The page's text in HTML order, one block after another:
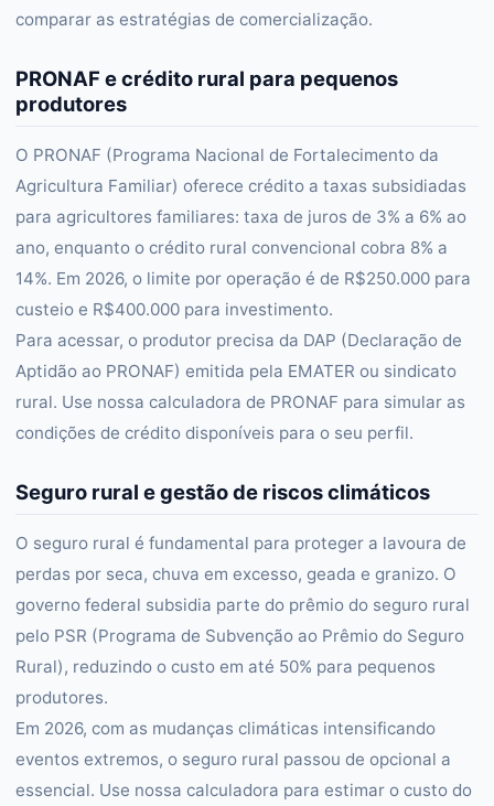
comparar as estratégias de comercialização.
PRONAF e crédito rural para pequenos
produtores
O PRONAF (Programa Nacional de Fortalecimento da
Agricultura Familiar) oferece crédito a taxas subsidiadas
para agricultores familiares: taxa de juros de 3% a 6% ao
ano, enquanto o crédito rural convencional cobra 8% a
14%. Em 2026, o limite por operação é de R$250.000 para
custeio e R$400.000 para investimento.
Para acessar, o produtor precisa da DAP (Declaração de
Aptidão ao PRONAF) emitida pela EMATER ou sindicato
rural. Use nossa calculadora de PRONAF para simular as
condições de crédito disponíveis para o seu perfil.
Seguro rural e gestão de riscos climáticos
O seguro rural é fundamental para proteger a lavoura de
perdas por seca, chuva em excesso, geada e granizo. O
governo federal subsidia parte do prêmio do seguro rural
pelo PSR (Programa de Subvenção ao Prêmio do Seguro
Rural), reduzindo o custo em até 50% para pequenos
produtores.
Em 2026, com as mudanças climáticas intensificando
eventos extremos, o seguro rural passou de opcional a
essencial. Use nossa calculadora para estimar o custo do